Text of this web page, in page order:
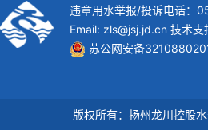
违章用水举报/投诉电话：
Email: zls@jsj.jd.cn 技术支
苏公网安备
版权所有：扬州龙川控股